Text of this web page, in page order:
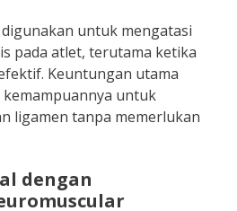
untuk mengatasi
pada atlet, terutama ketika
Keuntungan utama
untuk
ligamen tanpa memerlukan
dengan